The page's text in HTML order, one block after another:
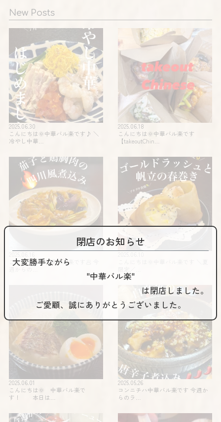
New Posts
2025.06.30
こんにちは🌞中華バル楽です♪ ＼
冷やし中華…
2025.06.18
こんにちは🌞中華バル楽です
【takeoutChin…
こんにちは！中華バル楽です🥟 今
2025.06.01
こんにちは🌞 中華バル楽で
す！ 本日は…
2025.05.26
コンニチハ️️中華バル楽です 今週か
らのラ…
閉店のお知らせ
大変勝手ながら
"中華バル楽"
は閉店しました。
ご愛顧、誠にありがとうございました。